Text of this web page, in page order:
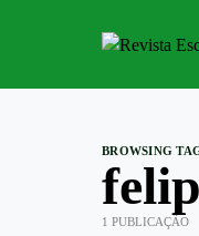
BROWSING
1 PUBLICAÇÃO